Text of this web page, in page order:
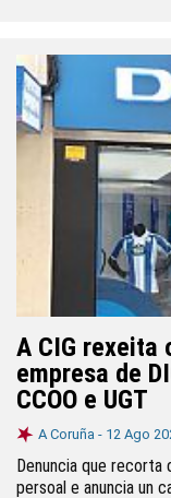
A CIG rexeita
empresa de
CCOO e UGT
A Coruña - 12 Ago
Denuncia que
persoal e anuncia un